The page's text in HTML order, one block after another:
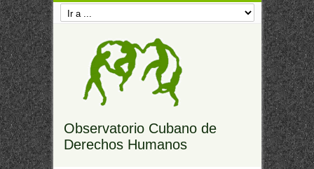
Observatorio Cubano de
Derechos Humanos